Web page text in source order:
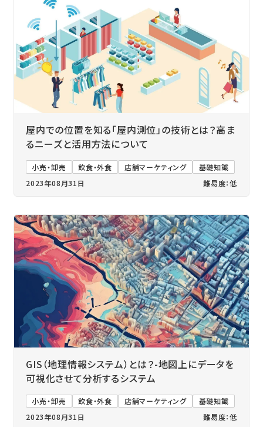
屋内での位置を知る「屋内測位」の技術とは？高ま
るニーズと活用方法について
小売・卸売 飲食・外食 店舗マーケティング
基礎知識
2023年08月31日
難易度：低
GIS（地理情報システム）とは？-地図上にデータを
可視化させて分析するシステム
小売・卸売 飲食・外食 店舗マーケティング
基礎知識
2023年08月31日
難易度：低